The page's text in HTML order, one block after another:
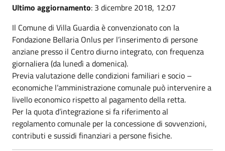
Ultimo aggiornamento: 3 dicembre 2018, 12:07
Il Comune di Villa Guardia è convenzionato con la
Fondazione Bellaria Onlus per l’inserimento di persone
anziane presso il Centro diurno integrato, con frequenza
giornaliera (da lunedì a domenica).
Previa valutazione delle condizioni familiari e socio –
economiche l’amministrazione comunale può intervenire a
livello economico rispetto al pagamento della retta.
Per la quota d’integrazione si fa riferimento al
regolamento comunale per la concessione di sovvenzioni,
contributi e sussidi finanziari a persone fisiche.